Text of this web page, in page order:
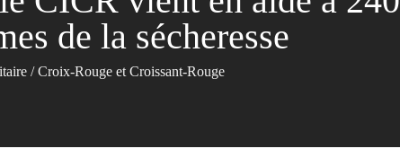
de la sécheresse
/Croix-Rouge et Croissant-Rouge